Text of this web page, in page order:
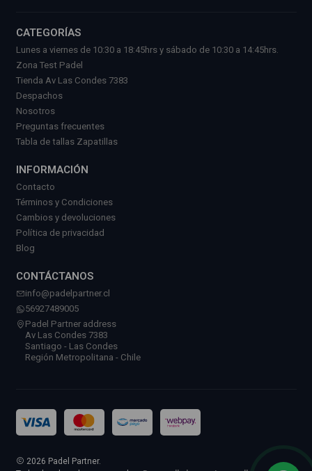
CATEGORÍAS
Lunes a viernes de 10:30 a 18:45hrs y sábado de 10:30 a 14:45hrs.
Zona Test Padel
Tienda Av Las Condes 7383
Despachos
Nosotros
Preguntas frecuentes
Tabla de tallas Zapatillas
INFORMACIÓN
Contacto
Términos y Condiciones
Cambios y devoluciones
Política de privacidad
Blog
CONTÁCTANOS
info@padelpartner.cl
56927489005
Padel Partner address
Av Las Condes 7383
Santiago - Las Condes
Región Metropolitana - Chile
2026 Padel Partner.